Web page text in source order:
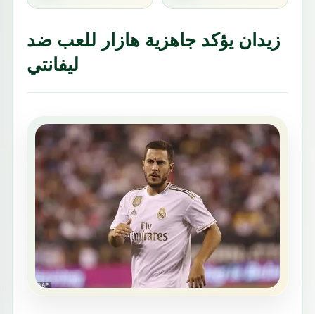
زيدان يؤكد جاهزية هازار للعب ضد
ليفانتي